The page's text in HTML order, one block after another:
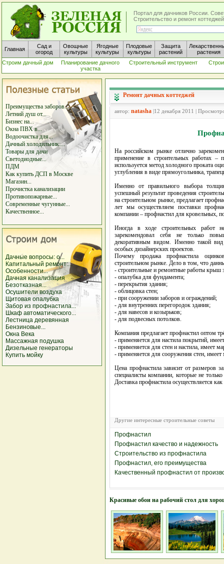
Портал для дачников России.
Строительство и ремонт
Главная
Сад и
огород
Овощные
культуры
Ягодные
культуры
Плодовые
культуры
Защита
растений
растения
Строим дачный дом
Планирование дачного
участка
Строительный инструмент
Преимущества заборов...
Летний душ от...
Бизнес на...
Окна ПВХ в...
Водоочистка для...
Дачный холодильник:...
Товары для дачи
Светодиодные...
ПДМ
Как купить ДСП в Москве
Магазин...
Прочистка канализации
Противопожарные...
Современные чугунные...
Качественное...
Дачные вопросы: о...
Капитальный ремонт:...
Особенности...
Дачная канализация
Безотказная...
Осушители воздуха
Щитовая опалубка
Забор из профнастила...
Шкаф автоматического...
Лестница деревянная
Бензиновые...
Окна Века
Массажная подушка
Дизельные генераторы
Купить мойку
Ремонт дачных коттеджей
автор: natasha |12 декабря 2011 |
На российском рынке отлично
применение в строительных работах –
используется метод холодного проката
углубления в виде прямоугольника,
Именно от правильного выбора
успешный результат проведения
на строительном рынке, предлагает
лет мы осуществляем поставки
компании – профнастил для кровельных,
Иногда в ходе строительных работ
зарекомендовал себя не только
декоративным видом. Именно такой
особых дизайнерских проектов.
Почему продажа профнастила
строительном рынке. Дело в том, что
- строительные и ремонтные работы крыш
- опалубка для фундамента;
- перекрытия здания;
- облицовка стен;
- при сооружении заборов и ограждений;
- для внутренних перегородок здания;
- для навесов и козырьков;
- для подвесных потолков.
Компания предлагает профнастил оптом
- применяется для настила покрытий,
- применяется для стен и настила, имеет
- применяется для сооружения стен,
Цена профнастила зависит от размеров
специалисты компании, которые не
Доставка профнастила осуществляется
Другие интересные строительные советы
Профнастил
Профнастил качество и надежность
Строительство из профнастила
Профнастил, его преимущества
Качественный профнастил от
Красивые обои на рабочий стол для